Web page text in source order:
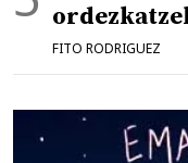
FITO RODRIGUEZ